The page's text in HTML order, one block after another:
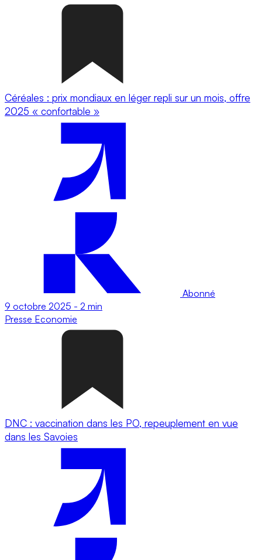
Céréales : prix mondiaux en léger repli sur un mois, offre
2025 « confortable »
Abonné
9 octobre 2025 - 2 min
Presse Economie
DNC : vaccination dans les PO, repeuplement en vue
dans les Savoies